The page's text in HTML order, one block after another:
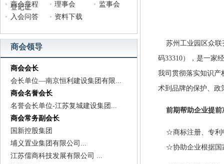
登记证
商会章程
理事会
监事会
入会问答
资料下载
商会领导
商会会长
会长单位—南京恒利建设集团有限...
商会名誉会长
名誉会长单位-江苏复城建设集团...
商会常务副会长
国新控股集团
埔义置业集团有限公司...
江苏儒商科技发展有限公司 ...
苏州工业园区众联
码33310），是一家
我司贯彻落实知识产
术到品牌的保护、政
前期帮助企业提前
☆商标注册、专利
☆协助企业根据国